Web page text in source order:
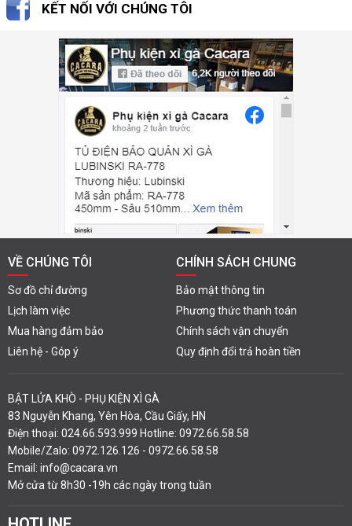
KẾT NỐI VỚI CHÚNG TÔI
VỀ CHÚNG TÔI
Sơ đồ chỉ đường
Lịch làm việc
Mua hàng đảm bảo
Liên hệ - Góp ý
CHÍNH SÁCH CHUNG
Bảo mật thông tin
Phương thức thanh toán
Chính sách vận chuyển
Quy định đổi trả hoàn tiền
BẬT LỬA KHÒ - PHỤ KIỆN XÌ GÀ
83 Nguyễn Khang, Yên Hòa, Cầu Giấy, HN
Điện thoại: 024.66.593.999 Hotline: 0972.66.58.58
Mobile/Zalo: 0972.126.126 - 0972.66.58.58
Email: info@cacara.vn
Mở cửa từ 8h30 -19h các ngày trong tuần